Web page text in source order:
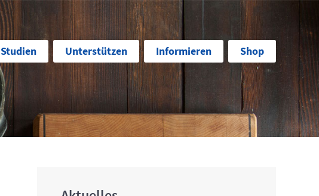
Studien Unterstützen Informieren Shop